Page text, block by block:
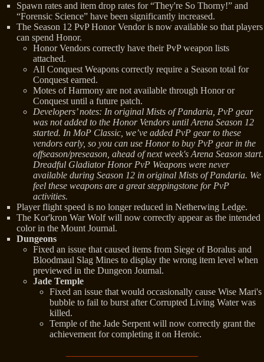
Spawn rates and item drop rates for “They're So Thorny!” and
“Forensic Science” have been significantly increased.
The Season 12 PvP Honor Vendor is now available so that players
can spend Honor.
Honor Vendors correctly have their PvP weapon lists
attached.
All Conquest Weapons correctly require a Season total for
Conquest earned.
Motes of Harmony are not available through Honor or
Conquest until a future patch.
Developers’ notes: In original Mists of Pandaria, PvP gear
was not added to the Honor Vendors until Arena Season 12
started. In MoP Classic, we’ve added PvP gear to these
vendors early, so you can use Honor to buy PvP gear in the
offseason/preseason, ahead of next week's Arena Season start.
Dreadful Gladiator Honor PvP Weapons were never
available during Season 12 in original Mists of Pandaria. We
feel these weapons are a great steppingstone for PvP
activities.
Player flight speed is no longer reduced in Netherwing Ledge.
The Kor'kron War Wolf will now correctly appear as the intended
color in the Mount Journal.
Dungeons
Fixed an issue that caused items from Siege of Boralus and
Bloodmaul Slag Mines to display the wrong item level when
previewed in the Dungeon Journal.
Jade Temple
Fixed an issue that would occasionally cause Wise Mari's
bubble to fail to burst after Corrupted Living Water was
killed.
Temple of the Jade Serpent will now correctly grant the
achievement for completing it on Heroic.